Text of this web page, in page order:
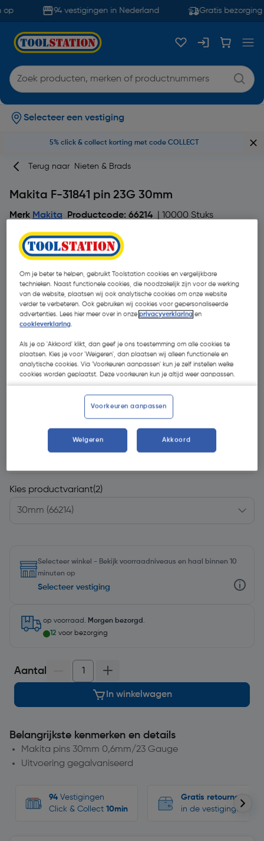
94 vestigingen in Nederland Gratis bezorging
Selecteer een vestiging
5% click & collect korting met code COLLECT
Terug naar Nieten & Brads
Makita F-31841 pin 23G 30mm
Merk Makita Productcode: 66214 | 10000 Stuks
€ 27,49 | Excl. btw € 22,72
Kies productvariant(2)
Selecteer winkel - Bekijk voorraadniveaus en haal binnen 10
minuten op
Selecteer vestiging
op voorraad. Morgen bezorgd .
12 voor bezorging
Aantal
In winkelwagen
Belangrijkste kenmerken en details
Makita pins 30mm 0,6mm/23 Gauge
Uitvoering gegalvaniseerd
94 Vestigingen
Click & Collect 10min
Gratis retourneren
in de vestigingen
Om je beter te helpen, gebruikt Toolstation cookies en vergelijkbare
technieken. Naast functionele cookies, die noodzakelijk zijn voor de werking
van de website, plaatsen wij ook analytische cookies om onze website
verder te verbeteren. Ook gebruiken wij cookies voor gepersonaliseerde
advertenties. Lees hier meer over in onzeprivacyverklaring en
cookieverklaring.
Als je op 'Akkoord' klikt, dan geef je ons toestemming om alle cookies te
plaatsen. Kies je voor 'Weigeren', dan plaatsen wij alleen functionele en
analytische cookies. Via 'Voorkeuren aanpassen' kun je zelf instellen welke
cookies worden geplaatst. Deze voorkeuren kun je altijd weer aanpassen.
Voorkeuren aanpassen
Weigeren Akkoord